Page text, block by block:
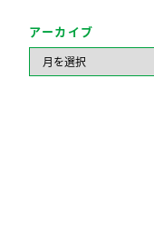
アーカイブ